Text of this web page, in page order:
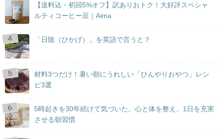
【送料込・初回5%オフ】訳ありおトク！大好評スペシャ
ルティコーヒー豆｜Aima
「日陰（ひかげ）」を英語で言うと？
材料3つだけ！暑い朝にうれしい「ひんやりおやつ」レシ
ピ3選
5時起きを30年続けて気づいた。心と体を整え、1日を充実
させる朝習慣